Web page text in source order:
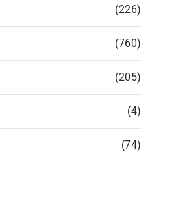
(226)
(760)
(205)
(4)
(74)